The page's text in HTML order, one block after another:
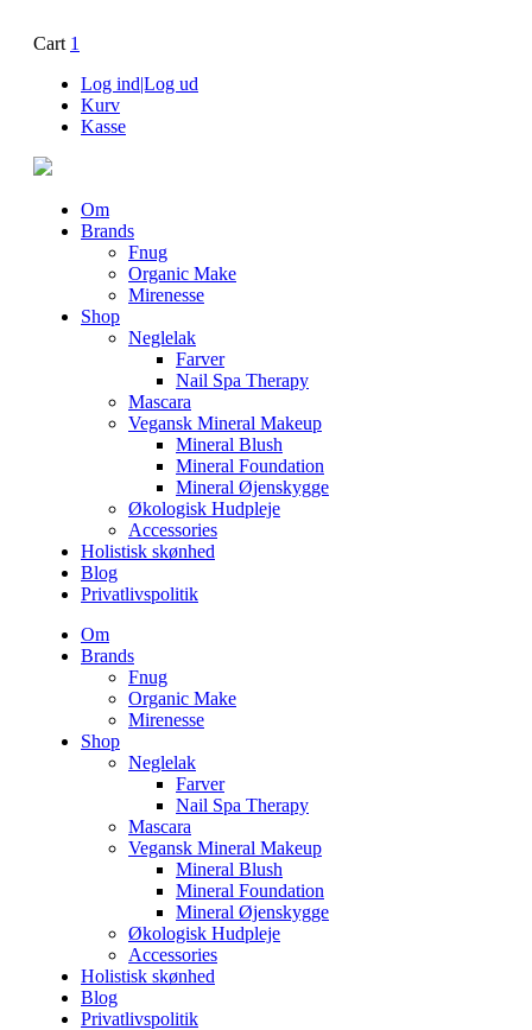
Cart 1
Log ind|Log ud
Kurv
Kasse
Om
Brands
Fnug
Organic Make
Mirenesse
Shop
Neglelak
Farver
Nail Spa Therapy
Mascara
Vegansk Mineral Makeup
Mineral Blush
Mineral Foundation
Mineral Øjenskygge
Økologisk Hudpleje
Accessories
Holistisk skønhed
Blog
Privatlivspolitik
Om
Brands
Fnug
Organic Make
Mirenesse
Shop
Neglelak
Farver
Nail Spa Therapy
Mascara
Vegansk Mineral Makeup
Mineral Blush
Mineral Foundation
Mineral Øjenskygge
Økologisk Hudpleje
Accessories
Holistisk skønhed
Blog
Privatlivspolitik